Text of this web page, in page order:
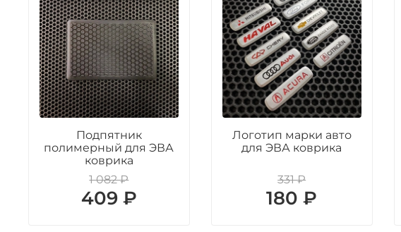
Подпятник
полимерный для ЭВА
коврика
1 082 ₽
409 ₽
Логотип марки авто
для ЭВА коврика
331 ₽
180 ₽